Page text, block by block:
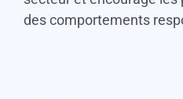
des comportements